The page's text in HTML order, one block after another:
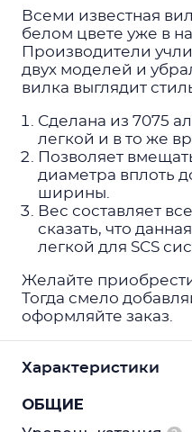
Всеми известная
белом цвете уже в
Производители
двух моделей и
вилка выглядит
Сделана из 7075
легкой и в то же
Позволяет
диаметра вплоть
ширины.
Вес составляет
сказать, что
легкой для SCS
Желайте
Тогда смело
оформляйте заказ.
Характеристики
ОБЩИЕ